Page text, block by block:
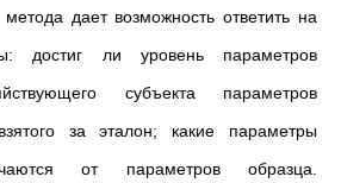
дает возможность ответить на
достиг ли уровень параметров
субъекта параметров
за эталон; какие параметры
от параметров образца.